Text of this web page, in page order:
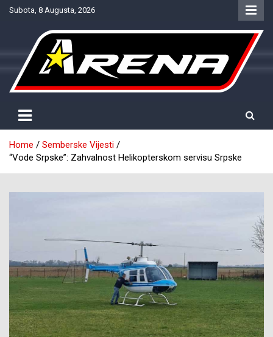
SkipSubota, 8 Augusta, 2026
NTV Arena
Home
Semberske Vijesti
“Vode Srpske”: Zahvalnost Helikopterskom servisu Srpske